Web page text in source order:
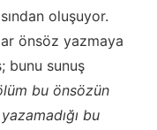
oluşuyor.
önsöz yazmaya
bunu sunuş
bu önsözün
bu